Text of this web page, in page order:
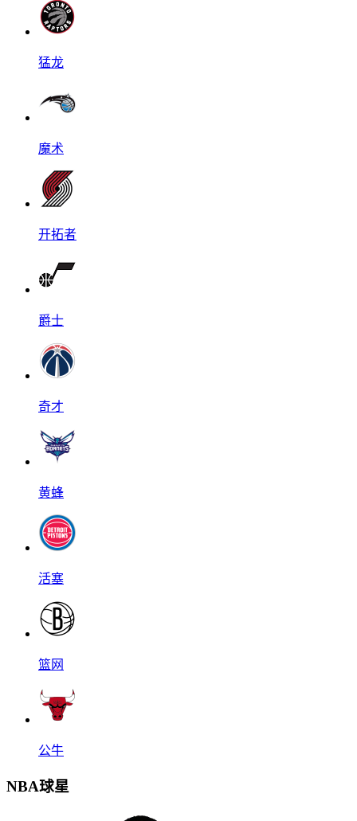
猛龙
魔术
开拓者
爵士
奇才
黄蜂
活塞
篮网
公牛
NBA球星